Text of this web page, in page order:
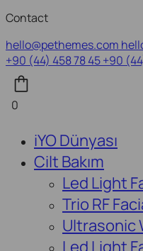
Contact
hello@pethemes.com
+90 (44) 458 78 45+90
0
iYO Dünyası
Cilt Bakım
Led Light
Trio RF
Ultrasonic